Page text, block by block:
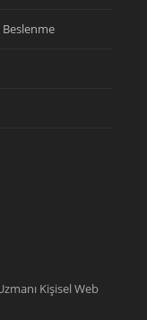
Kişisel Web